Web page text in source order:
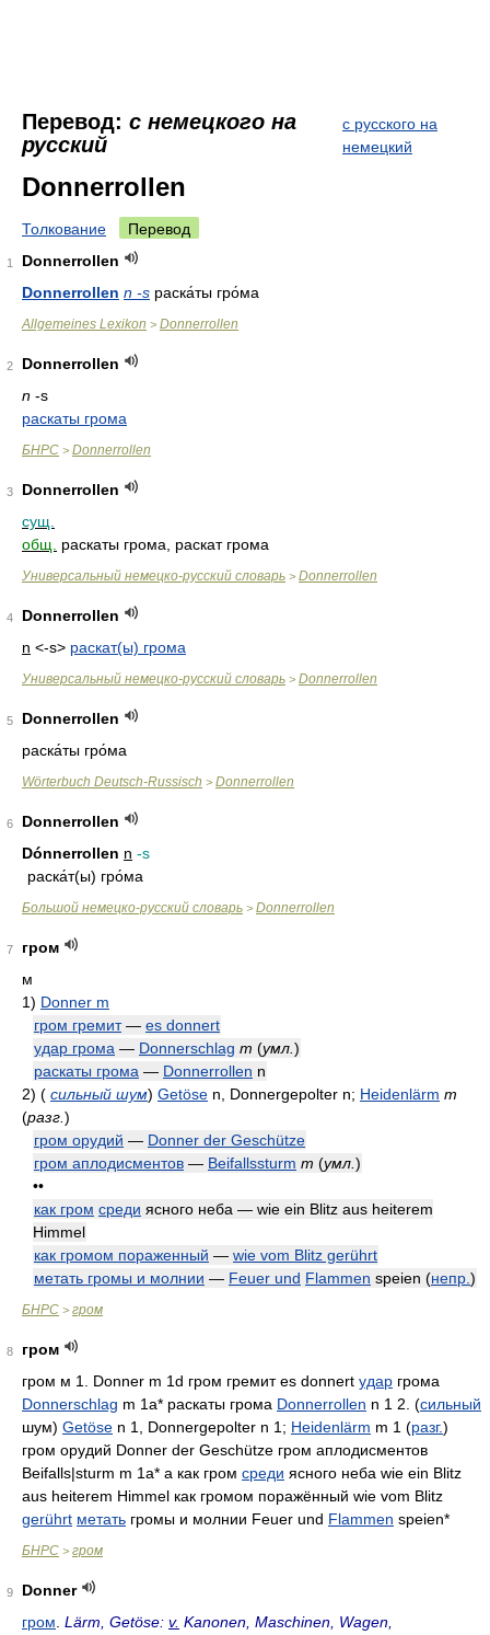
Перевод: с немецкого на
русский
с русского на
немецкий
Donnerrollen
Толкование Перевод
1
Donnerrollen
Donnerrollen n -s раска́ты гро́ма
Allgemeines Lexikon > Donnerrollen
2
Donnerrollen
n -s
раскаты грома
БНРС > Donnerrollen
3
Donnerrollen
сущ.
общ.
раскаты грома, раскат грома
Универсальный немецко-русский словарь > Donnerrollen
4
Donnerrollen
n <-s> раскат(ы) грома
Универсальный немецко-русский словарь > Donnerrollen
5
Donnerrollen
раска́ты гро́ма
Wörterbuch Deutsch-Russisch > Donnerrollen
6
Donnerrollen
Dónnerrollen n -s
раска́т(ы) гро́ма
Большой немецко-русский словарь > Donnerrollen
7
гром
м
1) Donner m
гром гремит— es donnert
удар грома — Donnerschlag m (умл. )
раскаты грома — Donnerrollen n
2) ( сильный шум) Getöse n, Donnergepolter n; Heidenlärm m
(разг. )
гром орудий — Donner der Geschütze
гром аплодисментов — Beifallssturm m (умл. )
••
как гром среди ясного неба — wie ein Blitz aus heiterem
Himmel
как громом пораженный — wie vom Blitz gerührt
метать громы и молнии — Feuer und Flammen speien (непр. )
БНРС > гром
8
гром
гром м 1. Donner m 1d гром гремит es donnert удар грома
Donnerschlag m 1a* раскаты грома Donnerrollen n 1 2. (сильный
шум) Getöse n 1, Donnergepolter n 1; Heidenlärm m 1 (разг.)
гром орудий Donner der Geschütze гром аплодисментов
Beifalls|sturm m 1a* а как гром среди ясного неба wie ein Blitz
aus heiterem Himmel как громом поражённый wie vom Blitz
gerührt метать громы и молнии Feuer und Flammen speien*
БНРС > гром
9
Donner
гром Lärm, Getöse: v. Kanonen, Maschinen, Wagen,